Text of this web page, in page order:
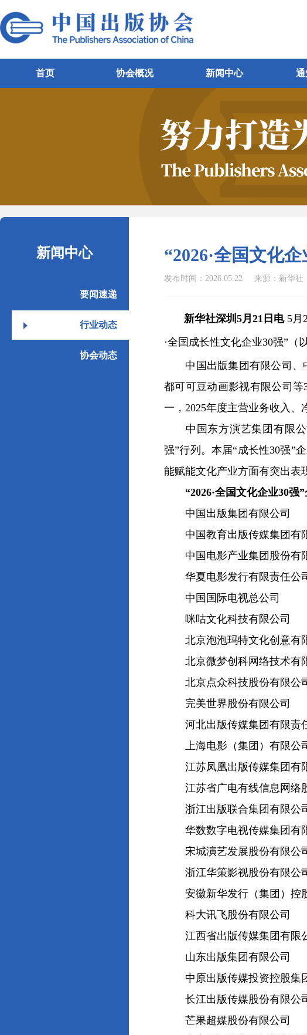
首页 协会概况 新闻中心 通
新闻中心
要闻速递
行业动态
协会动态
“2026·全国文化
发布时间：2026.05.22 来源：新华社
新华社深圳5月21日电5月
·全国成长性文化企业30强”（
中国出版集团有限公司、中
都可可豆动画影视有限公司等
一，2025年度主营业务收入、
中国东方演艺集团有限公
强”行列。本届“成长性30强”
能赋能文化产业方面有突出表
“2026·全国文化企业30强
中国出版集团有限公司
中国教育出版传媒集团有
中国电影产业集团股份有
华夏电影发行有限责任公
中国国际电视总公司
咪咕文化科技有限公司
北京泡泡玛特文化创意有
北京微梦创科网络技术有
北京点众科技股份有限公
完美世界股份有限公司
河北出版传媒集团有限责
上海电影（集团）有限公
江苏凤凰出版传媒集团有
江苏省广电有线信息网络
浙江出版联合集团有限公
华数数字电视传媒集团有
宋城演艺发展股份有限公
浙江华策影视股份有限公
安徽新华发行（集团）控
科大讯飞股份有限公司
江西省出版传媒集团有限
山东出版集团有限公司
中原出版传媒投资控股集
长江出版传媒股份有限公
芒果超媒股份有限公司